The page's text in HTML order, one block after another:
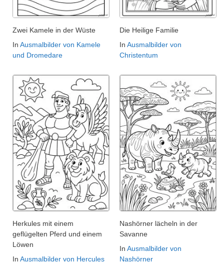
Zwei Kamele in der Wüste
In Ausmalbilder von Kamele
und Dromedare
Die Heilige Familie
In Ausmalbilder von
Christentum
Herkules mit einem
geflügelten Pferd und einem
Löwen
In Ausmalbilder von Hercules
Nashörner lächeln in der
Savanne
In Ausmalbilder von
Nashörner